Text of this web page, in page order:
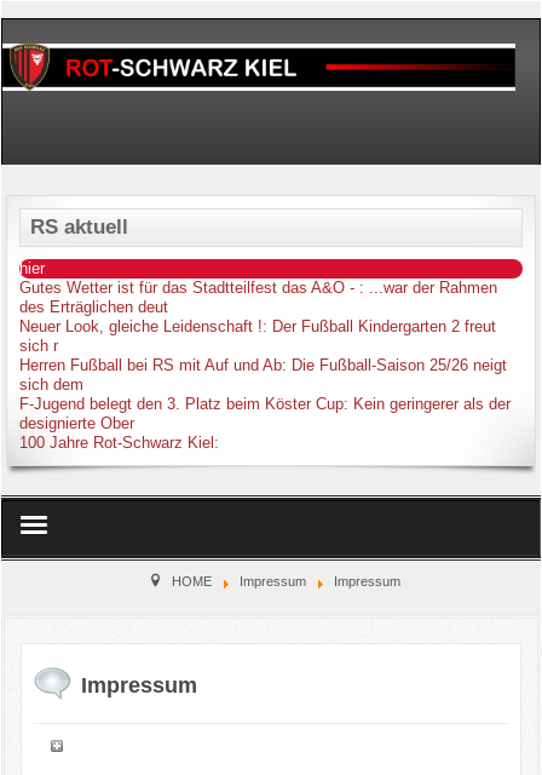
RS aktuell
hier
Gutes Wetter ist für das Stadtteilfest das A&O - : ...war der Rahmen
des Erträglichen deut
Neuer Look, gleiche Leidenschaft !: Der Fußball Kindergarten 2 freut
sich r
Herren Fußball bei RS mit Auf und Ab: Die Fußball-Saison 25/26 neigt
sich dem
F-Jugend belegt den 3. Platz beim Köster Cup: Kein geringerer als der
designierte Ober
100 Jahre Rot-Schwarz Kiel :
Kinderschutz
Sparten
HOME Impressum Impressum
Impressum